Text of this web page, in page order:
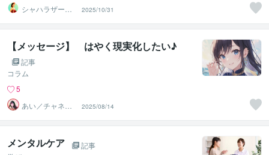
シャハラザード
沙織
2025/10/31
【メッセージ】 はやく現実化したい♪
記事
コラム
5
あい／チャネリ
ングアート✨夏S
ALE
2025/08/14
メンタルケア
記事